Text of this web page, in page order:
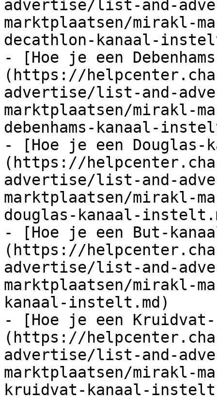
advertise/list-and-
marktplaatsen/mirakl-
decathlon-kanaal-
- [Hoe je een
(https://
advertise/list-and-
marktplaatsen/mirakl-
debenhams-kanaal-
- [Hoe je een
(https://
advertise/list-and-
marktplaatsen/mirakl-
douglas-kanaal-
- [Hoe je een But-
(https://
advertise/list-and-
marktplaatsen/mirakl-
kanaal-instelt.md)
- [Hoe je een
(https://
advertise/list-and-
marktplaatsen/mirakl-
kruidvat-kanaal-